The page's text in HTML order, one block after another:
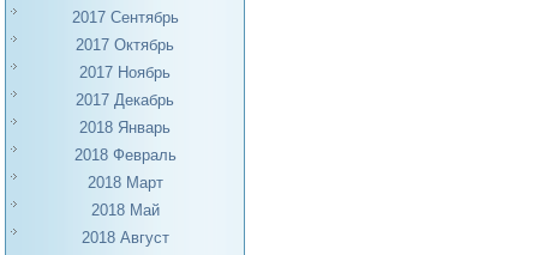
2017 Сентябрь
2017 Октябрь
2017 Ноябрь
2017 Декабрь
2018 Январь
2018 Февраль
2018 Март
2018 Май
2018 Август